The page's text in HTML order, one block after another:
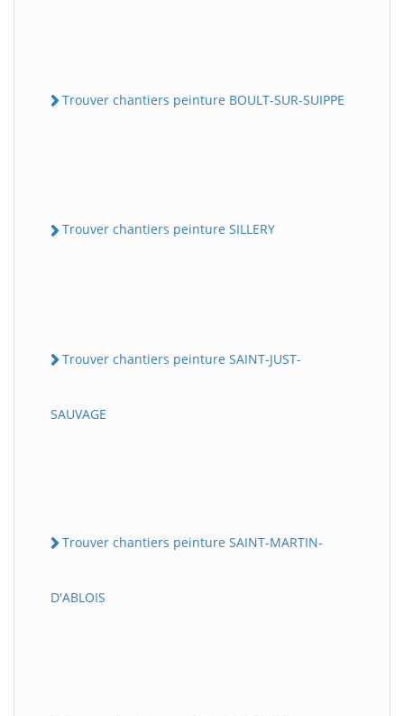
Trouver chantiers peinture BOULT-SUR-SUIPPE
Trouver chantiers peinture SILLERY
Trouver chantiers peinture SAINT-JUST-
SAUVAGE
Trouver chantiers peinture SAINT-MARTIN-
D'ABLOIS